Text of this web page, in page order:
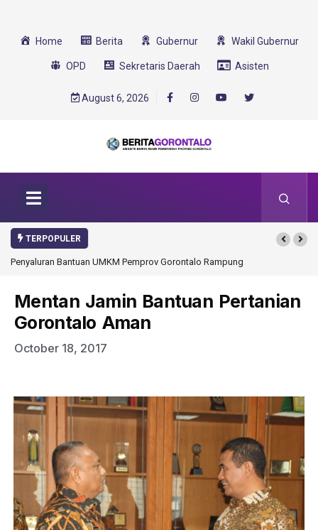
Home Berita Gubernur Wakil Gubernur
OPD Sekretaris Daerah Asisten
August 6, 2026
TERPOPULER
Gorontalo RampungGorontalo Ikut Dukung Program SMA Unggul Garuda
Mentan Jamin Bantuan Pertanian
Gorontalo Aman
October 18, 2017